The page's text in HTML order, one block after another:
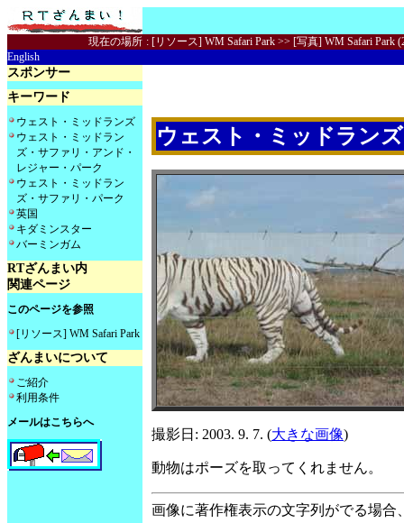
現在の場所 : [リソース] WM Safari Park >> [写真] WM Safari Park
English
スポンサー
キーワード
ウェスト・ミッドランズ
ウェスト・ミッドラン
ズ・サファリ・アンド・
レジャー・パーク
ウェスト・ミッドラン
ズ・サファリ・パーク
英国
キダミンスター
バーミンガム
RTざんまい内
関連ページ
このページを参照
[リソース] WM Safari Park
ざんまいについて
ご紹介
利用条件
メールはこちらへ
ウェスト・ミッドラン
撮影日: 2003. 9. 7. (大きな画像)
動物はポーズを取ってくれません。
画像に著作権表示の文字列がでる場合